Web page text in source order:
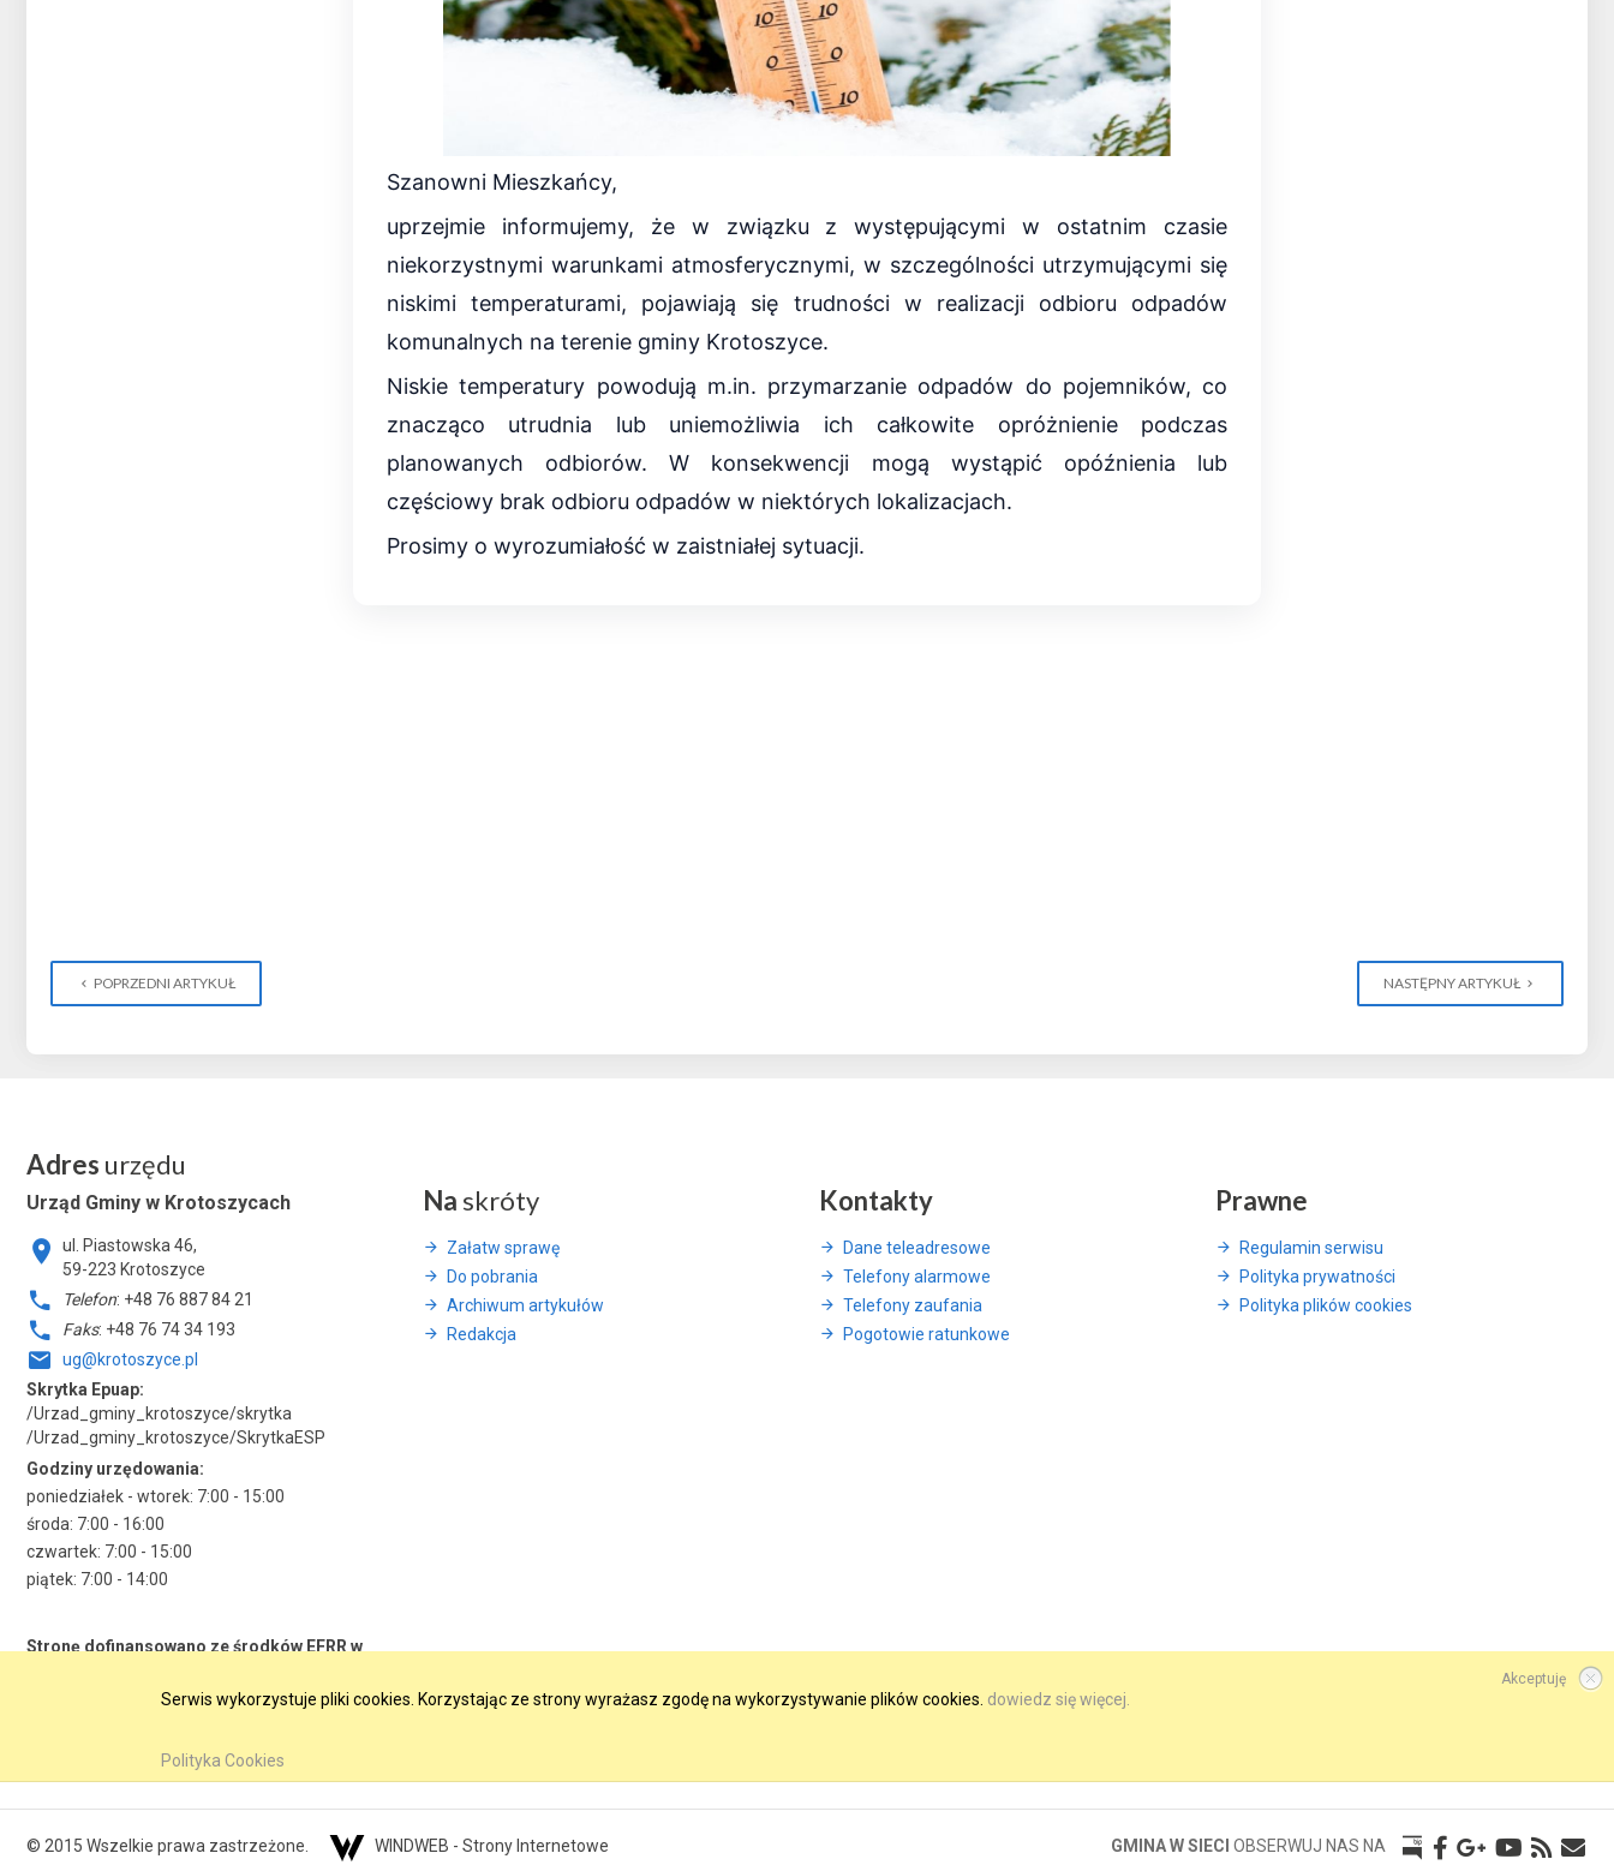
Szanowni Mieszkańcy,
uprzejmie informujemy, że w związku z występującymi w ostatnim czasie
niekorzystnymi warunkami atmosferycznymi, w szczególności utrzymującymi się
niskimi temperaturami, pojawiają się trudności w realizacji odbioru odpadów
komunalnych na terenie gminy Krotoszyce.
Niskie temperatury powodują m.in. przymarzanie odpadów do pojemników, co
znacząco utrudnia lub uniemożliwia ich całkowite opróżnienie podczas
planowanych odbiorów. W konsekwencji mogą wystąpić opóźnienia lub
częściowy brak odbioru odpadów w niektórych lokalizacjach.
Prosimy o wyrozumiałość w zaistniałej sytuacji.
POPRZEDNI ARTYKUŁ NASTĘPNY ARTYKUŁ
Adres urzędu
Urząd Gminy w Krotoszycach
ul. Piastowska 46,
59-223 Krotoszyce
Telefon: +48 76 887 84 21
Faks: +48 76 74 34 193
ug@krotoszyce.pl
Skrytka Epuap:
/Urzad_gminy_krotoszyce/skrytka
/Urzad_gminy_krotoszyce/SkrytkaESP
Godziny urzędowania:
poniedziałek - wtorek: 7:00 - 15:00
środa: 7:00 - 16:00
czwartek: 7:00 - 15:00
piątek: 7:00 - 14:00
Stronę dofinansowano ze środków EFRR w
Na skróty
Załatw sprawę
Do pobrania
Archiwum artykułów
Redakcja
Kontakty
Dane teleadresowe
Telefony alarmowe
Telefony zaufania
Pogotowie ratunkowe
Prawne
Regulamin serwisu
Polityka prywatności
Polityka plików cookies
© 2015 Wszelkie prawa zastrzeżone. WINDWEB - Strony Internetowe GMINA W SIECI OBSERWUJ NAS NA
Akceptuję
Serwis wykorzystuje pliki cookies. Korzystając ze strony wyrażasz zgodę na wykorzystywanie plików cookies. dowiedz się więcej.
Polityka Cookies